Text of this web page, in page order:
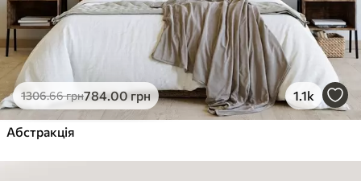
1306.66грн784.00грн 1.1k
Абстракція